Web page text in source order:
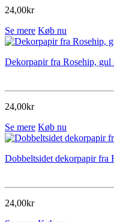
24,00kr
Se mere Køb nu
Dekorpapir fra Rosehip,
24,00kr
Se mere Køb nu
Dobbeltsidet dekorpapir fra
24,00kr